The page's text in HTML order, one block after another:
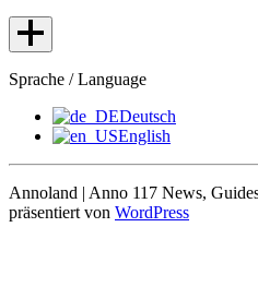
Sprache / Language
Deutsch
English
Annoland | Anno 117 News,
präsentiert von WordPress